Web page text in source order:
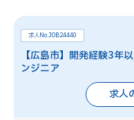
求人No.JOB24440
【広島市】開発経験3
ンジニア
求人